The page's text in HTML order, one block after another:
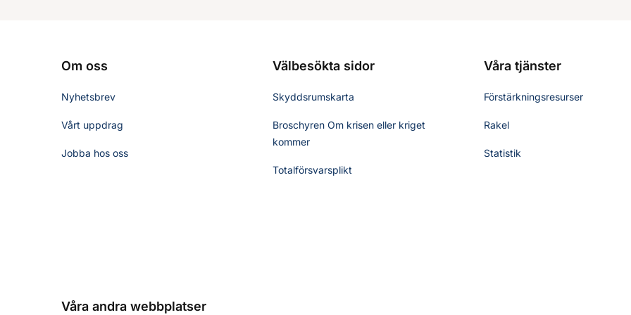
Om oss
Nyhetsbrev
Vårt uppdrag
Jobba hos oss
Välbesökta sidor
Skyddsrumskarta
Broschyren Om krisen eller kriget
kommer
Totalförsvarsplikt
Våra tjänster
Förstärkningsresurser
Rakel
Statistik
Våra andra webbplatser